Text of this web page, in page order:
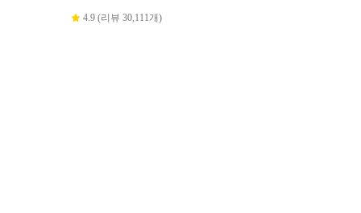
4.9 (리뷰 30,111개)